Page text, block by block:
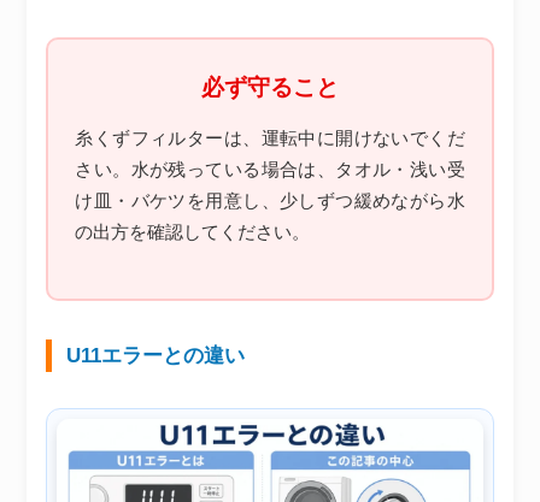
必ず守ること
糸くずフィルターは、運転中に開けないでくだ
さい。水が残っている場合は、タオル・浅い受
け皿・バケツを用意し、少しずつ緩めながら水
の出方を確認してください。
U11エラーとの違い